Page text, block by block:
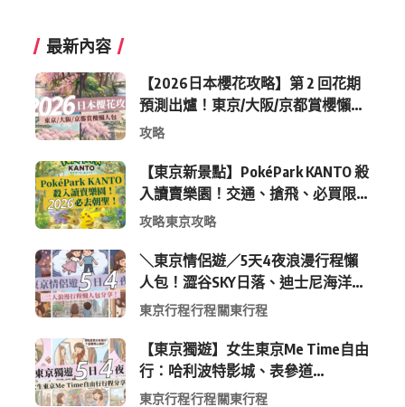
最新內容
【2026日本櫻花攻略】第 2 回花期
預測出爐！東京/大阪/京都賞櫻懶人
包 (附最新時間表)
攻略
【東京新景點】PokéPark KANTO 殺
入讀賣樂園！交通、搶飛、必買限
定周邊全攻略
攻略東京攻略
＼東京情侶遊／5天4夜浪漫行程懶
人包！澀谷SKY日落、迪士尼海洋、
中目黑高質感咖啡廳全收錄
東京行程行程關東行程
【東京獨遊】女生東京Me Time自由
行：哈利波特影城、表參道
Shopping 與下北澤尋寶5日4夜慢活
東京行程行程關東行程